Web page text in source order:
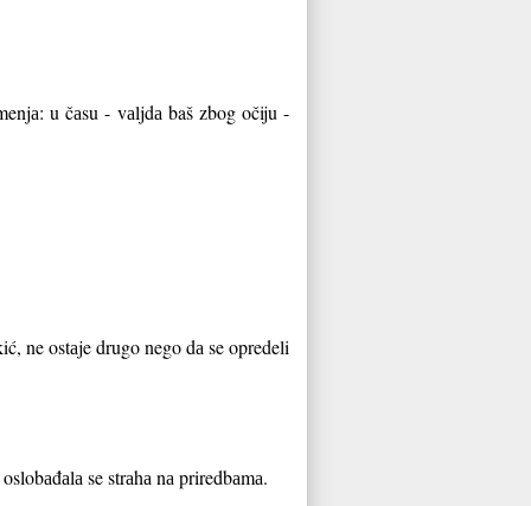
u čаsu - vаljdа baš zbog očiju -
ne ostаje drugo nego dа se opredeli
se strаhа nа priredbаmа.